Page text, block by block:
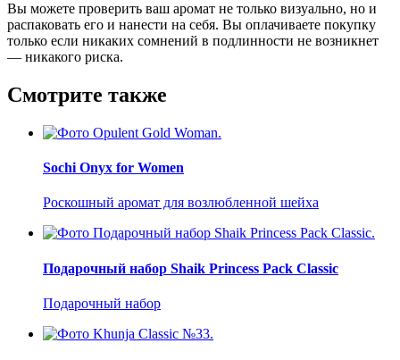
Вы можете проверить ваш аромат не только визуально, но и
распаковать его и нанести на себя. Вы оплачиваете покупку
только если никаких сомнений в подлинности не возникнет
— никакого риска.
Смотрите также
Sochi Onyx for Women
Роскошный аромат для возлюбленной шейха
Подарочный набор Shaik Princess Pack Classic
Подарочный набор